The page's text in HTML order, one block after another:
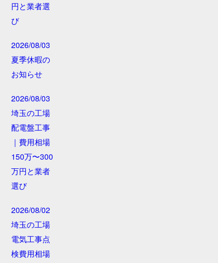
円と業者選
び
2026/08/03
夏季休暇の
お知らせ
2026/08/03
埼玉の工場
配電盤工事
｜費用相場
150万〜300
万円と業者
選び
2026/08/02
埼玉の工場
電気工事点
検費用相場